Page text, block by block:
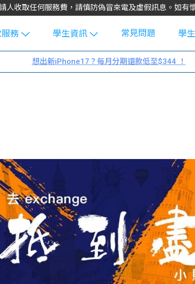
人收取任何服務費，請慎防偽冒來電及虛假訊息。如有
務
款
學費
款計數
人貸
款計數
學生資訊
Blog
大專生筍
理財
Guide
學生貸款
101
常見問題
學
園贊
想出新iPhone17？每月分期還款低至$344 ！